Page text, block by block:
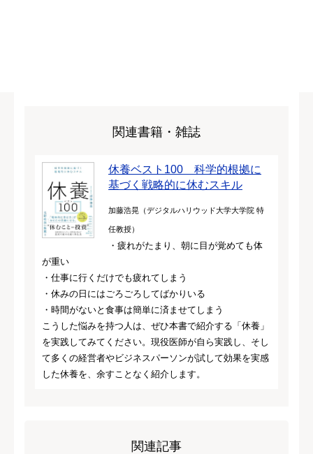
関連書籍・雑誌
休養ベスト100 科学的根拠に
基づく戦略的に休むスキル
加藤浩晃（デジタルハリウッド大学大学院 特
任教授）
・疲れがたまり、朝に目が覚めても体
が重い
・仕事に行くだけでも疲れてしまう
・休みの日にはごろごろしてばかりいる
・時間がないと食事は簡単に済ませてしまう
こうした悩みを持つ人は、ぜひ本書で紹介する「休養」
を実践してみてください。現役医師が自ら実践し、そし
て多くの経営者やビジネスパーソンが試して効果を実感
した休養を、余すことなく紹介します。
関連記事